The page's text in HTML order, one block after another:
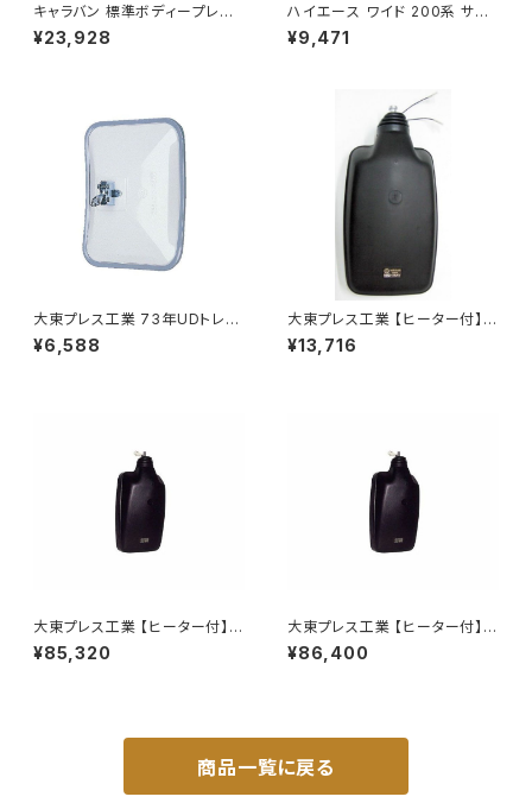
キャラバン 標準ボディープレミ
アムＧＸ/ＧＸライダ～用ベッドキ
ットフレーム GZ100-1
¥23,928
ハイエース ワイド 200系 サン
シェード キャンピング 4層構造
車中泊 遮光 断熱 暑さ対策 盗
¥9,471
大東プレス工業 73年UDトレー
ラーミラーL013 （P付） DI-52
¥6,588
大東プレス工業 【ヒーター付】
ハイウェイミラー R1000 326×
206 リモコン無 ヒーター付 DI-
¥13,716
大東プレス工業 【ヒーター付】ハ
イウェイリモコンミラー DI-712
1CXE
¥85,320
大東プレス工業 【ヒーター付】ハ
イウェイリモコンミラー DI-722
1CXE
¥86,400
商品一覧に戻る